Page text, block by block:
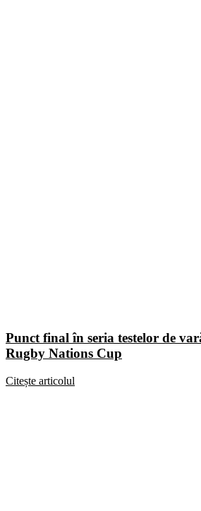
Punct final în seria testelor de
Rugby Nations Cup
Citește articolul